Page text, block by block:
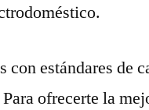
con estándares de
ofrecerte la